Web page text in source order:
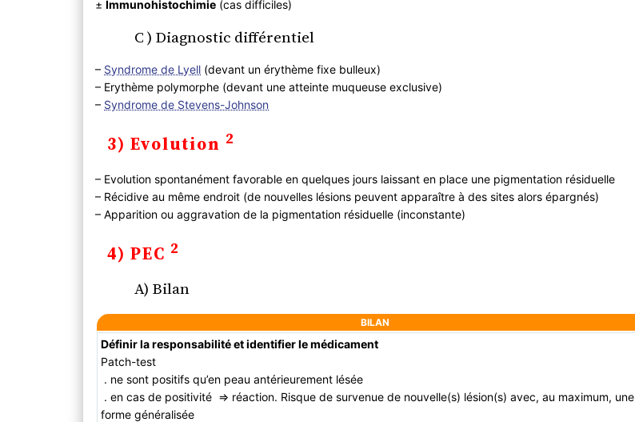
±Immunohistochimie (cas difficiles)
C ) Diagnostic différentiel
– Syndrome de Lyell (devant un érythème fixe bulleux)
– Erythème polymorphe (devant une atteinte muqueuse exclusive)
– Syndrome de Stevens-Johnson
3) Evolution 2
– Evolution spontanément favorable en quelques jours laissant en place une pigmentation résiduelle
– Récidive au même endroit (de nouvelles lésions peuvent apparaître à des sites alors épargnés)
– Apparition ou aggravation de la pigmentation résiduelle (inconstante)
4) PEC 2
A) Bilan
BILAN
Définir la responsabilité et identifier le médicament
Patch-test
. ne sont positifs qu’en peau antérieurement lésée
. en cas de positivité ⇒ réaction. Risque de survenue de nouvelle(s) lésion(s) avec, au maximum, une
forme généralisée